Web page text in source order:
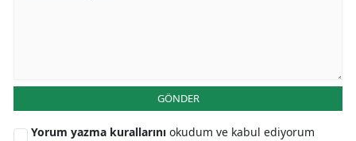
GÖNDER
Yorum yazma kurallarını okudum ve kabul ediyorum